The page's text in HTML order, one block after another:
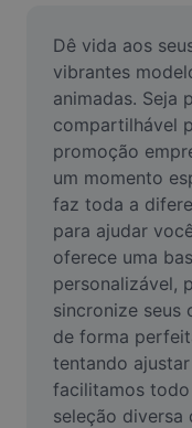
Criador de Memes
AI Text Remover
AI People
AI Inpainting
Face Cutout
Vídeo
Remover plano
Aprimorar
Dê vida aos
vibrantes
animadas. Seja
compartilhável
promoção
um momento
faz toda a
para ajudar
oferece uma
personalizável,
sincronize seus
de forma
tentando
facilitamos
seleção diversa